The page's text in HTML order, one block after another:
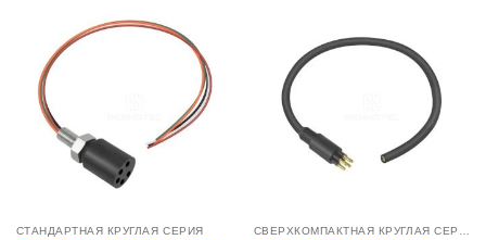
СТАНДАРТНАЯ КРУГЛАЯ СЕРИЯ